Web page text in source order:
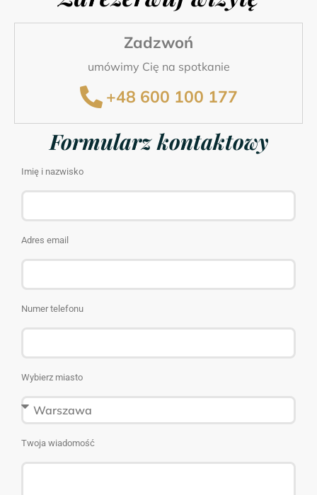
Zadzwoń
umówimy Cię na spotkanie
+48 600 100 177
Formularz kontaktowy
Imię i nazwisko
Adres email
Numer telefonu
Wybierz miasto
Twoja wiadomość